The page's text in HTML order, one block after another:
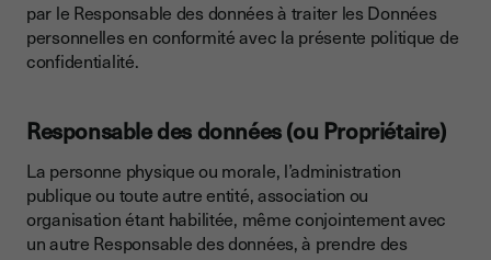
par le Responsable des données à traiter les Données
personnelles en conformité avec la présente politique de
confidentialité.
Responsable des données (ou Propriétaire)
La personne physique ou morale, l’administration
publique ou toute autre entité, association ou
organisation étant habilitée, même conjointement avec
un autre Responsable des données, à prendre des